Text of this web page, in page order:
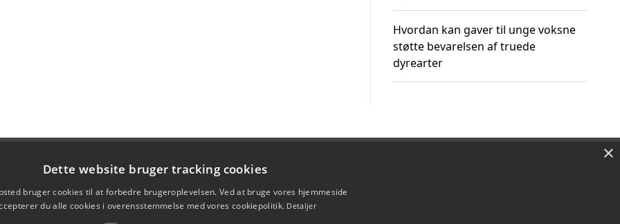
Hvordan kan gaver til unge voksne
støtte bevarelsen af truede
dyrearter
×
Dette website bruger tracking cookies
bruger cookies til at forbedre brugeroplevelsen. Ved at bruge vores hjemmeside
du alle cookies i overensstemmelse med vores cookiepolitik. Detaljer